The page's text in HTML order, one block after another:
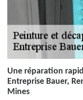
Une réparation
Entreprise Bauer,
Mines